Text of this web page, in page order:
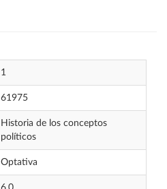
1
61975
Historia de los conceptos
políticos
Optativa